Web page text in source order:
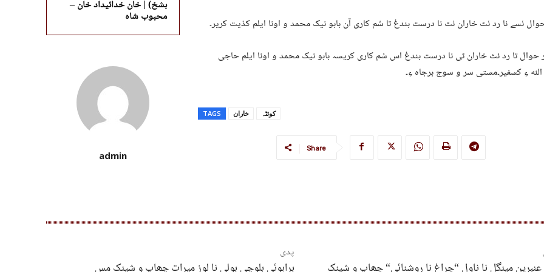
بشخ) | خان خدائیداد خان –
محبوب شاہ
admin
ئسے نا رد ئٹ خاران ئٹ نا درست بندغ تا سُم کاری آن بابو نیک محمد و اونا ایلم کذیت کریر۔
حوال تا رد ئٹ خاران ٹی نا درست بندغ اس سُم کاری کریسہ بابو نیک محمد و اونا ایلم حاجی
ءِ کسفیر۔مستی سر و سوج برجاہ ءِ۔
TAGS خاران کوئٹہ
Share
پدی
براہوئی بلوچی بولی نا لوز میرات چھاپ و شینک مس عنبرین مینگل نا ناول “چراغ نا روشنائی“ چھاپ و شینک